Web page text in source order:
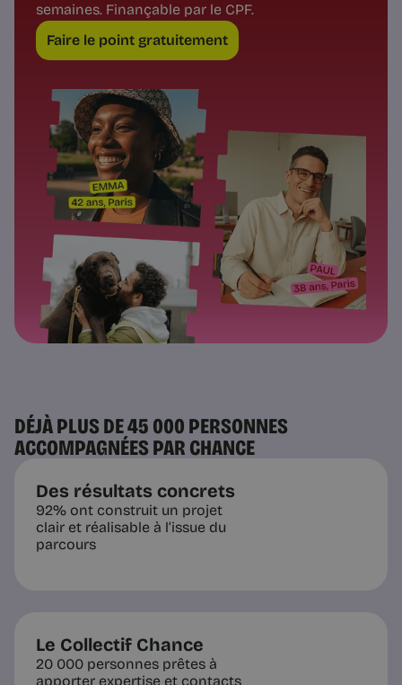
semaines. Finançable par le CPF.
Faire le point gratuitement
DÉJÀ PLUS DE 45 000 PERSONNES
ACCOMPAGNÉES PAR CHANCE
Des résultats concrets
92% ont construit un projet
clair et réalisable à l’issue du
parcours
Le Collectif Chance
20 000 personnes prêtes à
apporter expertise et contacts